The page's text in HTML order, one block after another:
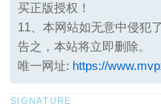
买正版授权！
11、本网站如无意中侵犯
告之，本站将立即删除。
唯一网址: https://